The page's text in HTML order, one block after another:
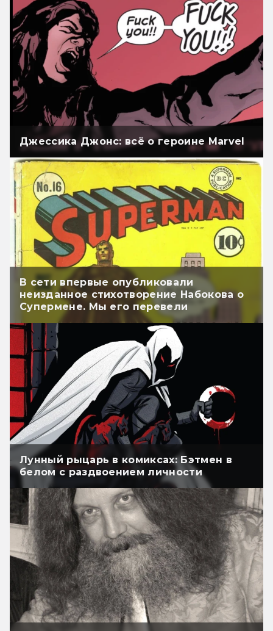
Джессика Джонс: всё о героине Marvel
В сети впервые опубликовали
неизданное стихотворение Набокова о
Супермене. Мы его перевели
Лунный рыцарь в комиксах: Бэтмен в
белом с раздвоением личности